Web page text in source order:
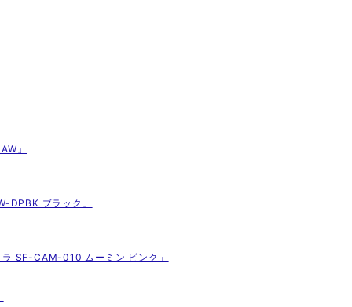
」
DPBK ブラック」
SF-CAM-010 ムーミン ピンク」